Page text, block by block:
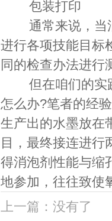
包装打印
通常来说，当油
进行各项技能目标
同的检查办法进行
但在咱们的实践
怎么办?笔者的经
生产出的水墨放在
目，最终接连进行
得消泡剂性能与缩
地参加，往往致使
上一篇：没有了